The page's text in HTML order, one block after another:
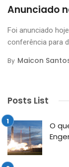
Anunciado
Foi anunciado
conferência para
By Maicon
Posts List
O